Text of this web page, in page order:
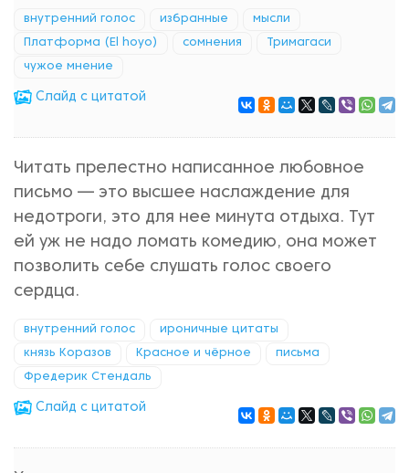
внутренний голос избранные мысли
Платформа (El hoyo) сомнения Тримагаси
чужое мнение
Cлайд с цитатой
Читать прелестно написанное любовное
письмо — это высшее наслаждение для
недотроги, это для нее минута отдыха. Тут
ей уж не надо ломать комедию, она может
позволить себе слушать голос своего
сердца.
внутренний голос ироничные цитаты
князь Коразов Красное и чёрное письма
Фредерик Стендаль
Cлайд с цитатой